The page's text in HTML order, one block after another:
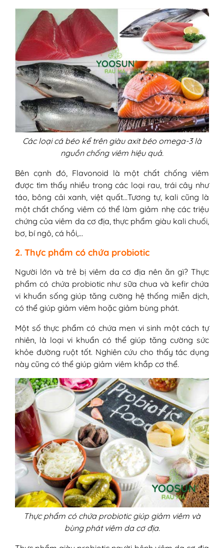
Các loại cá béo kể trên giàu axit béo omega-3 là
nguồn chống viêm hiệu quả.
Bên cạnh đó, Flavonoid là một chất chống viêm
được tìm thấy nhiều trong các loại rau, trái cây như
táo, bông cải xanh, việt quất…Tương tự, kali cũng là
một chất chống viêm có thể làm giảm nhẹ các triệu
chứng của viêm da cơ địa, thực phẩm giàu kali chuối,
bơ, bí ngô, cá hồi,…
2. Thực phẩm có chứa probiotic
Người lớn và trẻ bị viêm da cơ địa nên ăn gì? Thực
phẩm có chứa probiotic như sữa chua và kefir chứa
vi khuẩn sống giúp tăng cường hệ thống miễn dịch,
có thể giúp giảm viêm hoặc giảm bùng phát.
Một số thực phẩm có chứa men vi sinh một cách tự
nhiên, là loại vi khuẩn có thể giúp tăng cường sức
khỏe đường ruột tốt. Nghiên cứu cho thấy tác dụng
này cũng có thể giúp giảm viêm khắp cơ thể.
Thực phẩm có chứa probiotic giúp giảm viêm và
bùng phát viêm da cơ địa.